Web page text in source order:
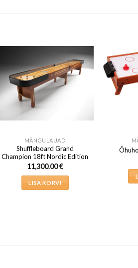
MÄNGULAUAD
Shuffleboard Grand
Champion 18ft Nordic Edition
11,300.00€
LISA KORVI